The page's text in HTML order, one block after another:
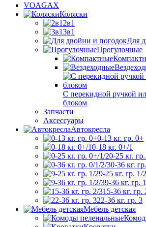
VOAGAX
Коляски
2в1
3в1
Для
Прогулочные
С перекидной ручкой
блоком
Запчасти
Аксессуары
Автокресла
0-13 кг. гр. 0+
0-18 кг. 0+/1
0-25 кг.
0-36 кг.
9-25 кг. гр. 1/2
9-36 кг. гр.
15-36 кг. гр.
22-36 кг. гр. 3
Мебель детская